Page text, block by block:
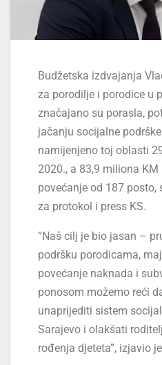
Budžetska izdvajanja
za porodilje i porodice u
značajano su porasla,
jačanju socijalne
namijenjeno toj oblasti
2020., a 83,9 miliona
povećanje od 187 posto,
za protokol i press KS.
“Naš cilj je bio jasan –
podršku porodicama,
povećanje naknada i
ponosom možemo reći
unaprijediti sistem
Sarajevo i olakšati
rođenja djeteta”, izjavio